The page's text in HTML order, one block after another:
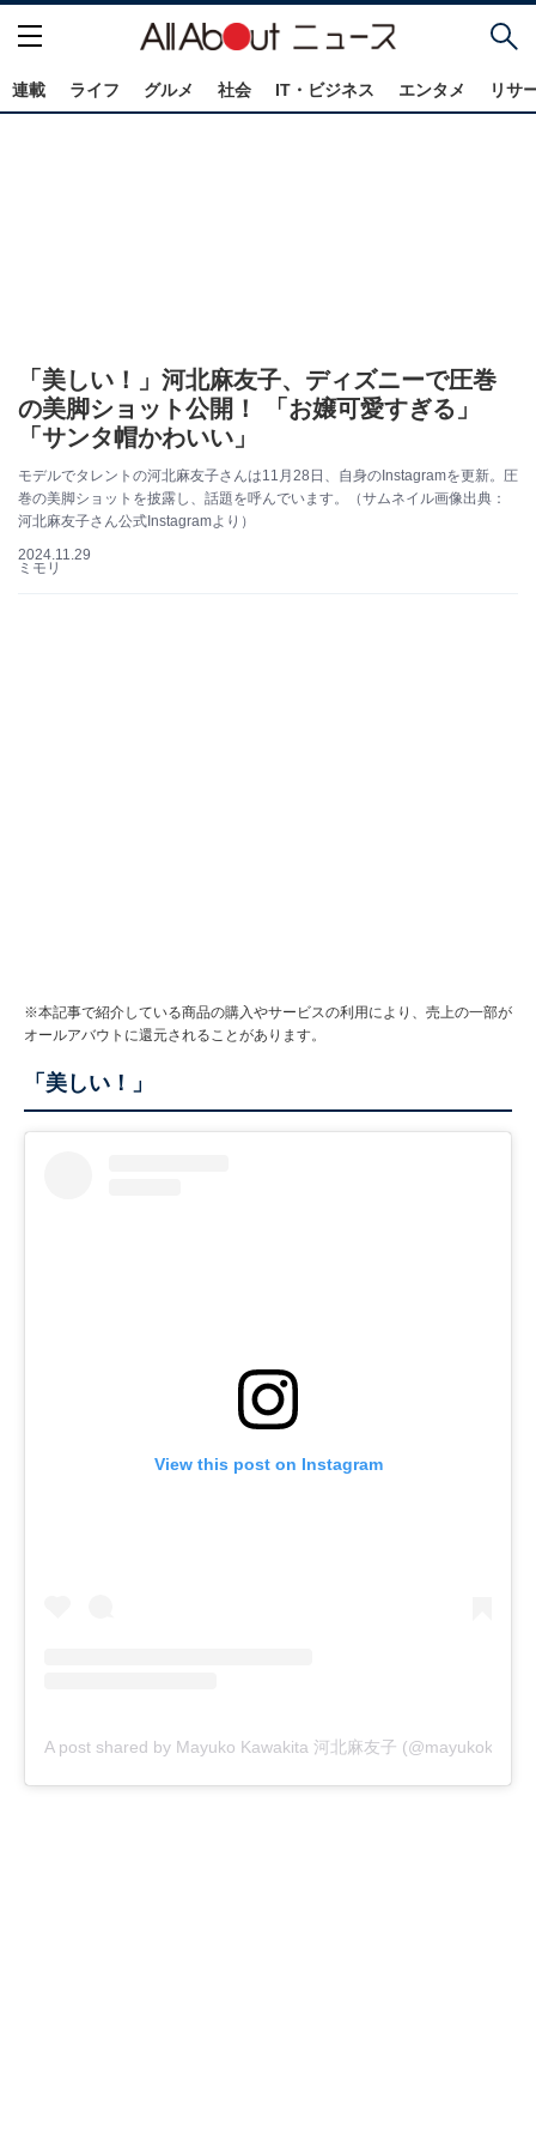
連載 ライフ グルメ 社会 IT・ビジネス エンタメ リサ
「美しい！」河北麻友子、ディズニーで圧巻
の美脚ショット公開！ 「お嬢可愛すぎる」
「サンタ帽かわいい」
モデルでタレントの河北麻友子さんは11月28日、自身のInstagramを更新。圧
巻の美脚ショットを披露し、話題を呼んでいます。（サムネイル画像出典：
河北麻友子さん公式Instagramより）
2024.11.29
ミモリ
※本記事で紹介している商品の購入やサービスの利用により、売上の一部が
オールアバウトに還元されることがあります。
「美しい！」
View this post on Instagram
A post shared by Mayuko Kawakita 河北麻友子